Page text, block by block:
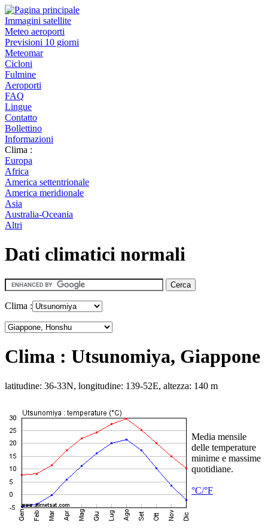
Immagini satellite
Meteo aeroporti
Previsioni 10 giorni
Meteomar
Cicloni
Fulmine
Aeroporti
FAQ
Lingue
Contatto
Bollettino
Informazioni
Clima :
Europa
Africa
America settentrionale
America meridionale
Asia
Australia-Oceania
Altri
Dati climatici normali
Clima :
Clima : Utsunomiya, Giappone
latitudine: 36-33N, longitudine: 139-52E, altezza: 140 m
Media mensile
delle temperature
minime e massime
quotidiane.
°C/°F